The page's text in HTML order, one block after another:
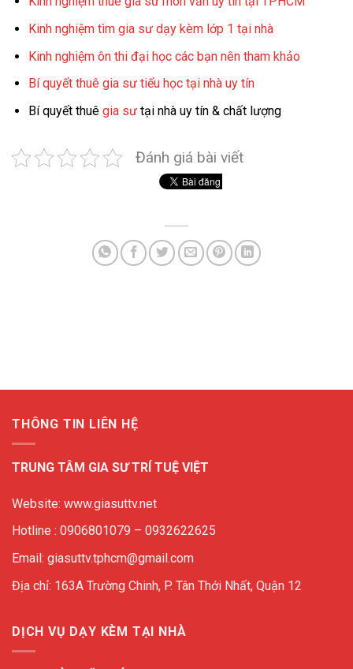
Kinh nghiệm tìm gia sư dạy kèm lớp 1 tại nhà
Kinh nghiệm ôn thi đại học các bạn nên tham khảo
Bí quyết thuê gia sư tiểu học tại nhà uy tín
Bí quyết thuê gia sưtại nhà uy tín & chất lượng
Đánh giá bài viết
THÔNG TIN LIÊN HỆ
TRUNG TÂM GIA SƯ TRÍ TUỆ VIỆT
Website: www.giasuttv.net
Hotline : 0906801079 – 0932622625
Email: giasuttv.tphcm@gmail.com
Địa chỉ: 163A Trường Chinh, P. Tân Thới Nhất, Quận 12
DỊCH VỤ DẠY KÈM TẠI NHÀ